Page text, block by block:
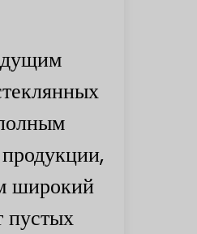
широкий
пустых